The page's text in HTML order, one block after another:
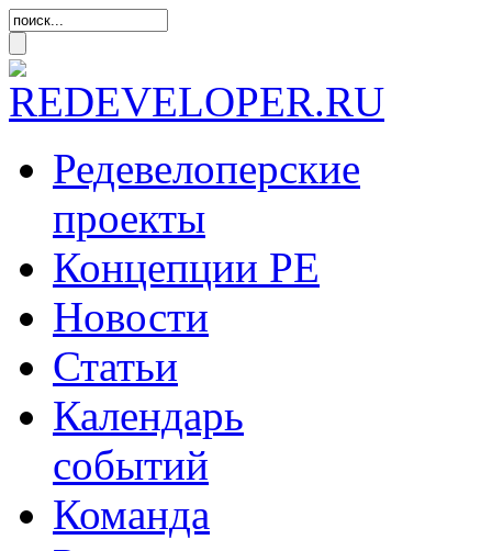
Редевелоперские
проекты
Концепции РЕ
Новости
Статьи
Календарь
событий
Команда